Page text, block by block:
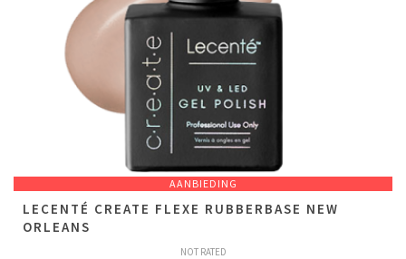
AANBIEDING
LECENTÉ CREATE FLEXE RUBBERBASE NEW
ORLEANS
NOT RATED